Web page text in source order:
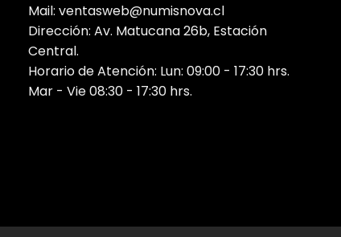
Mail: ventasweb@numisnova.cl
Dirección: Av. Matucana 26b, Estación
Central.
Horario de Atención: Lun: 09:00 - 17:30 hrs.
Mar - Vie 08:30 - 17:30 hrs.